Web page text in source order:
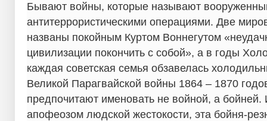
Бывают войны, которые называют
антитеррористическими операциями. Две
названы покойным Куртом Воннегутом
цивилизации покончить с собой», а в годы
каждая советская семья обзавелась
Великой Парагвайской войны 1864 – 1870
предпочитают именовать не войной, а
апофеозом людской жестокости, эта бойня-